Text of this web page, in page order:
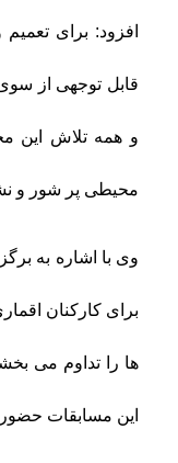
افزود: برای
قابل توجهی از
و همه تلاش این
محیطی پر شور و
وی با اشاره به
برای کارکنان
ها را تداوم می
این مسابقات